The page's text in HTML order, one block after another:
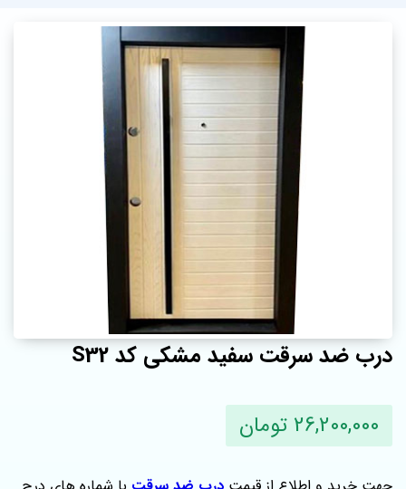
درب ضد سرقت سفید مشکی کد S32
26,200,000 تومان